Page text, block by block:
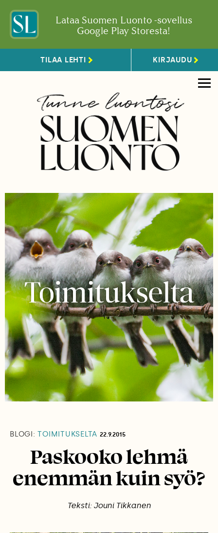
Lataa Suomen Luonto -sovellus
Google Play Storesta!
TILAA LEHTI KIRJAUDU
BLOGI: TOIMITUKSELTA 22.9.2015
Paskooko lehmä
enemmän kuin syö?
Teksti: Jouni Tikkanen